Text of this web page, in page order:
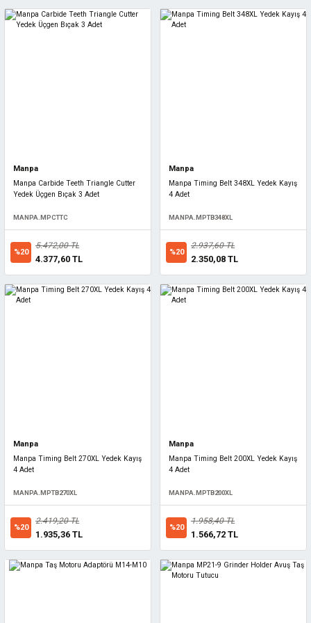
Manpa
Manpa Carbide Teeth Triangle Cutter
Yedek Üçgen Bıçak 3 Adet
MANPA.MPCTTC
%20
5.472,00 TL
4.377,60 TL
Manpa
Manpa Timing Belt 348XL Yedek Kayış
4 Adet
MANPA.MPTB348XL
%20
2.937,60 TL
2.350,08 TL
Manpa
Manpa Timing Belt 270XL Yedek Kayış
4 Adet
MANPA.MPTB270XL
%20
2.419,20 TL
1.935,36 TL
Manpa
Manpa Timing Belt 200XL Yedek Kayış
4 Adet
MANPA.MPTB200XL
%20
1.958,40 TL
1.566,72 TL